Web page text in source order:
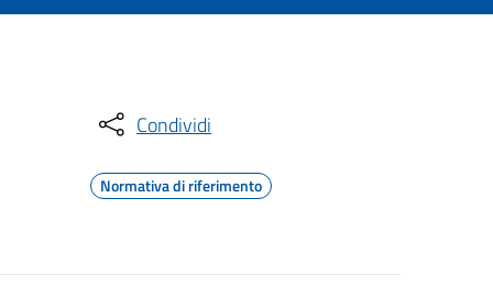
Condividi
Normativa di riferimento